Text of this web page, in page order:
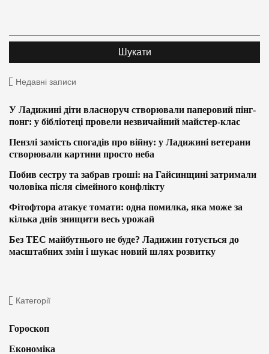
Недавні записи
У Ладижині діти власноруч створювали паперовий пінг-
понг: у бібліотеці провели незвичайний майстер-клас
Пензлі замість спогадів про війну: у Ладижині ветерани
створювали картини просто неба
Побив сестру та забрав гроші: на Гайсинщині затримали
чоловіка після сімейного конфлікту
Фітофтора атакує томати: одна помилка, яка може за
кілька днів знищити весь урожай
Без ТЕС майбутнього не буде? Ладижин готується до
масштабних змін і шукає новий шлях розвитку
Категорії
Гороскоп
Економіка